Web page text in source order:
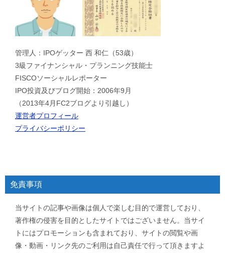
管理人：IPOゲッター 西 和仁（53歳）
3級ファイナンシャル・プランニング技能士
FISCOソーシャルレポーター
IPO投資及びブログ開始：2006年9月
（2013年4月FC2ブログより引越し）
運営者プロフィール
プライバシーポリシー
免責事項
当サイトの記事や画像は個人で楽しむ目的で運営しており、
著作権の侵害を目的としたサイトではございません。当サイ
トにはプロモーションも含まれており、サイトの閲覧や画
像・動画・リンク先のご利用は自己責任で行って頂きますよ